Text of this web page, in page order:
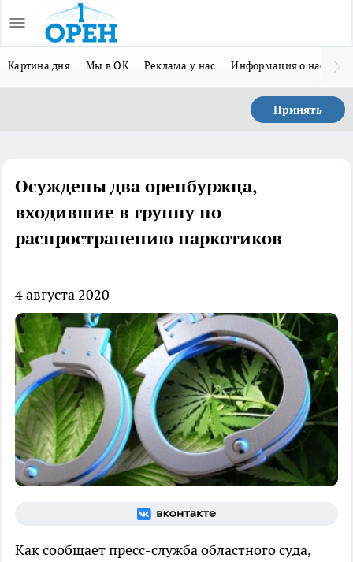
Картина дня Мы в ОК Реклама у нас Информация о нас
Принять
Осуждены два оренбуржца,
входившие в группу по
распространению наркотиков
4 августа 2020
Как сообщает пресс-служба областного суда,